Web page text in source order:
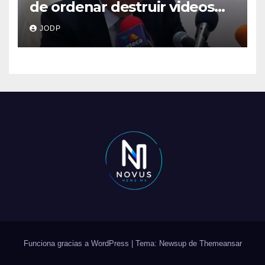
de ordenar destruir videos
clave del caso Ayotzinapa
JODP
Funciona gracias a WordPress Tema: Newsup de Themeansar